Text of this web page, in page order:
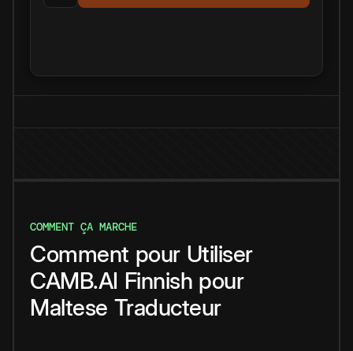
COMMENT ÇA MARCHE
Comment pour Utiliser
CAMB.AI Finnish pour
Maltese Traducteur